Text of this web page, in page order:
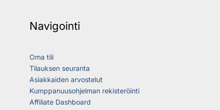
Navigointi
Oma tili
Tilauksen seuranta
Asiakkaiden arvostelut
Kumppanuusohjelman rekisteröinti
Affiliate Dashboard